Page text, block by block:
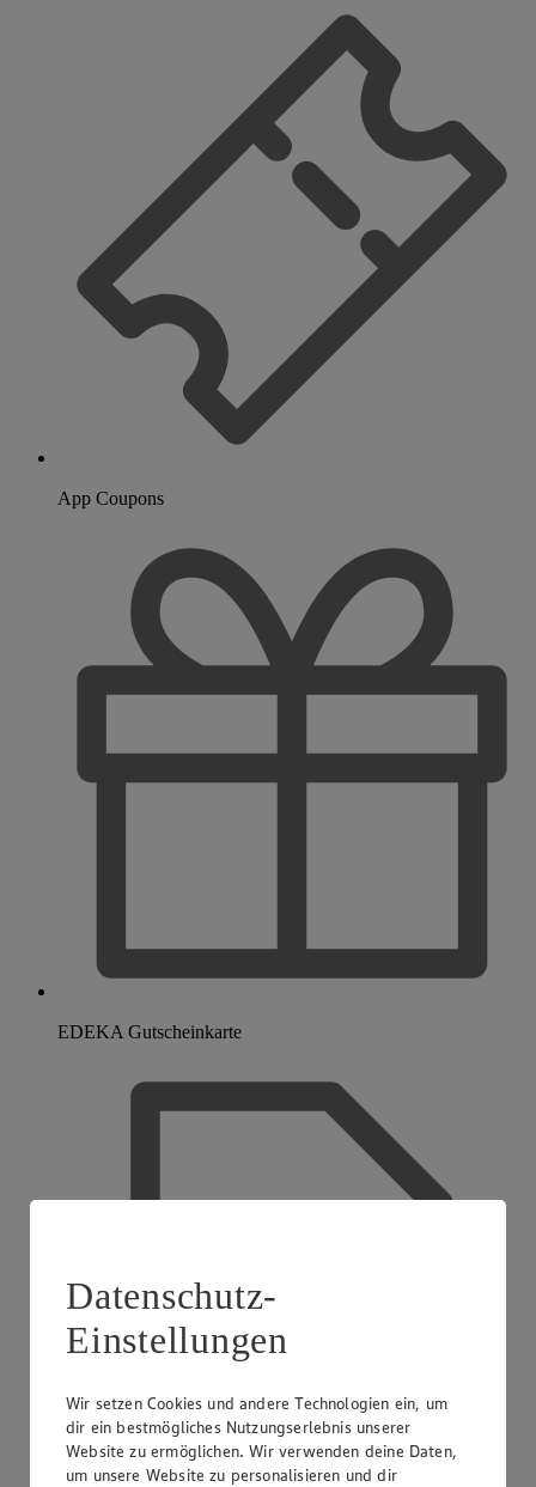
App Coupons
EDEKA Gutscheinkarte
Datenschutz-
Einstellungen
Wir setzen Cookies und andere Technologien ein, um
dir ein bestmögliches Nutzungserlebnis unserer
Website zu ermöglichen. Wir verwenden deine Daten,
um unsere Website zu personalisieren und dir